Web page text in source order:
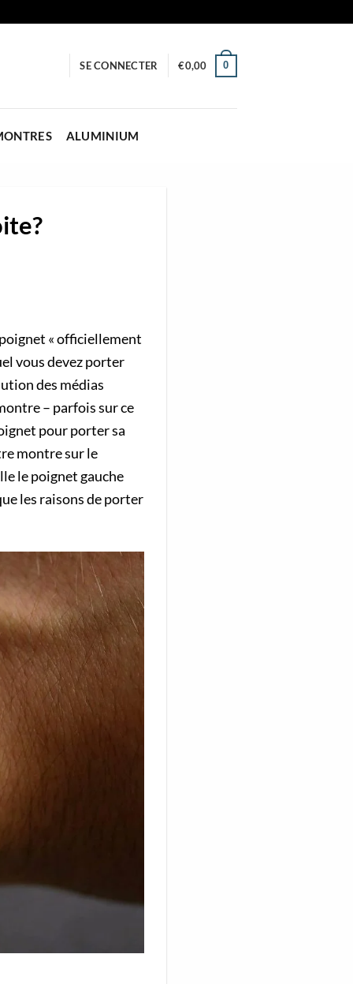
SE CONNECTER €0,00 0
ALUMINIUM
« officiellement
vous devez porter
des médias
– parfois sur ce
pour porter sa
montre sur le
le poignet gauche
les raisons de porter